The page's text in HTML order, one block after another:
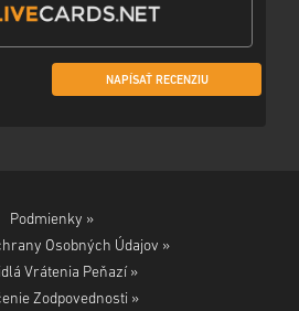
NAPÍSAŤ RECENZIU
Podmienky »
Osobných Údajov »
Vrátenia Peňazí »
Zodpovednosti »